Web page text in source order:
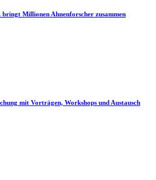
Millionen Ahnenforscher zusammen
mit Vorträgen, Workshops und Austausch